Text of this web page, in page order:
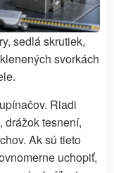
sedlá skrutiek,
svorkách
Riadi
drážok tesnení,
Ak sú tieto
uchopiť,